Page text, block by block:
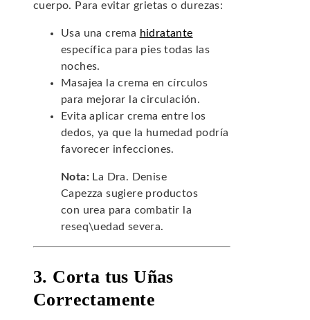
cuerpo. Para evitar grietas o durezas:
Usa una crema hidratante
específica para pies todas las
noches.
Masajea la crema en círculos
para mejorar la circulación.
Evita aplicar crema entre los
dedos, ya que la humedad podría
favorecer infecciones.
Nota: La Dra. Denise
Capezza sugiere productos
con urea para combatir la
reseq\uedad severa.
3. Corta tus Uñas
Correctamente